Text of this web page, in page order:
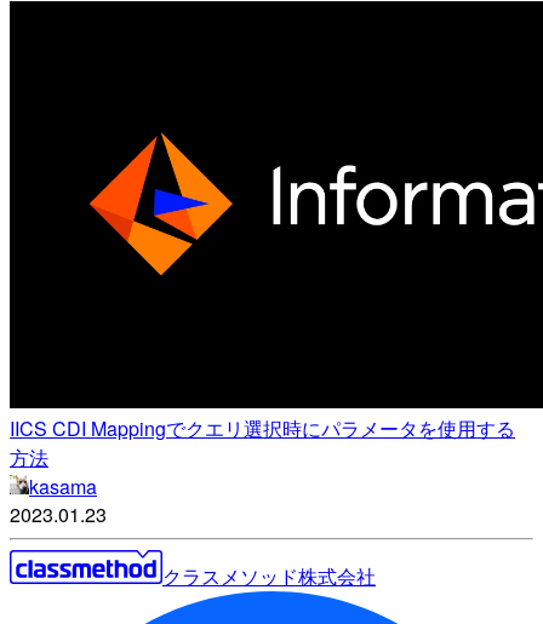
IICS CDI Mappingでクエリ選択時にパラメータを使用する
方法
kasama
2023.01.23
クラスメソッド株式会社